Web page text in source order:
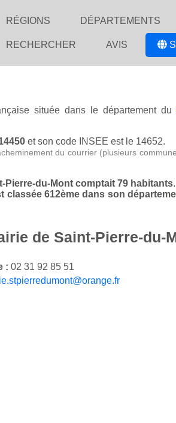
RÉGIONS DÉPARTEMENTS
RECHERCHER AVIS
située dans le département
et son code INSEE est le 14652.
du courrier (plusieurs
Pierre-du-Mont comptait 79 habitants.
classée 612ème dans son
de Saint-Pierre-du-
: 02 31 92 85 51